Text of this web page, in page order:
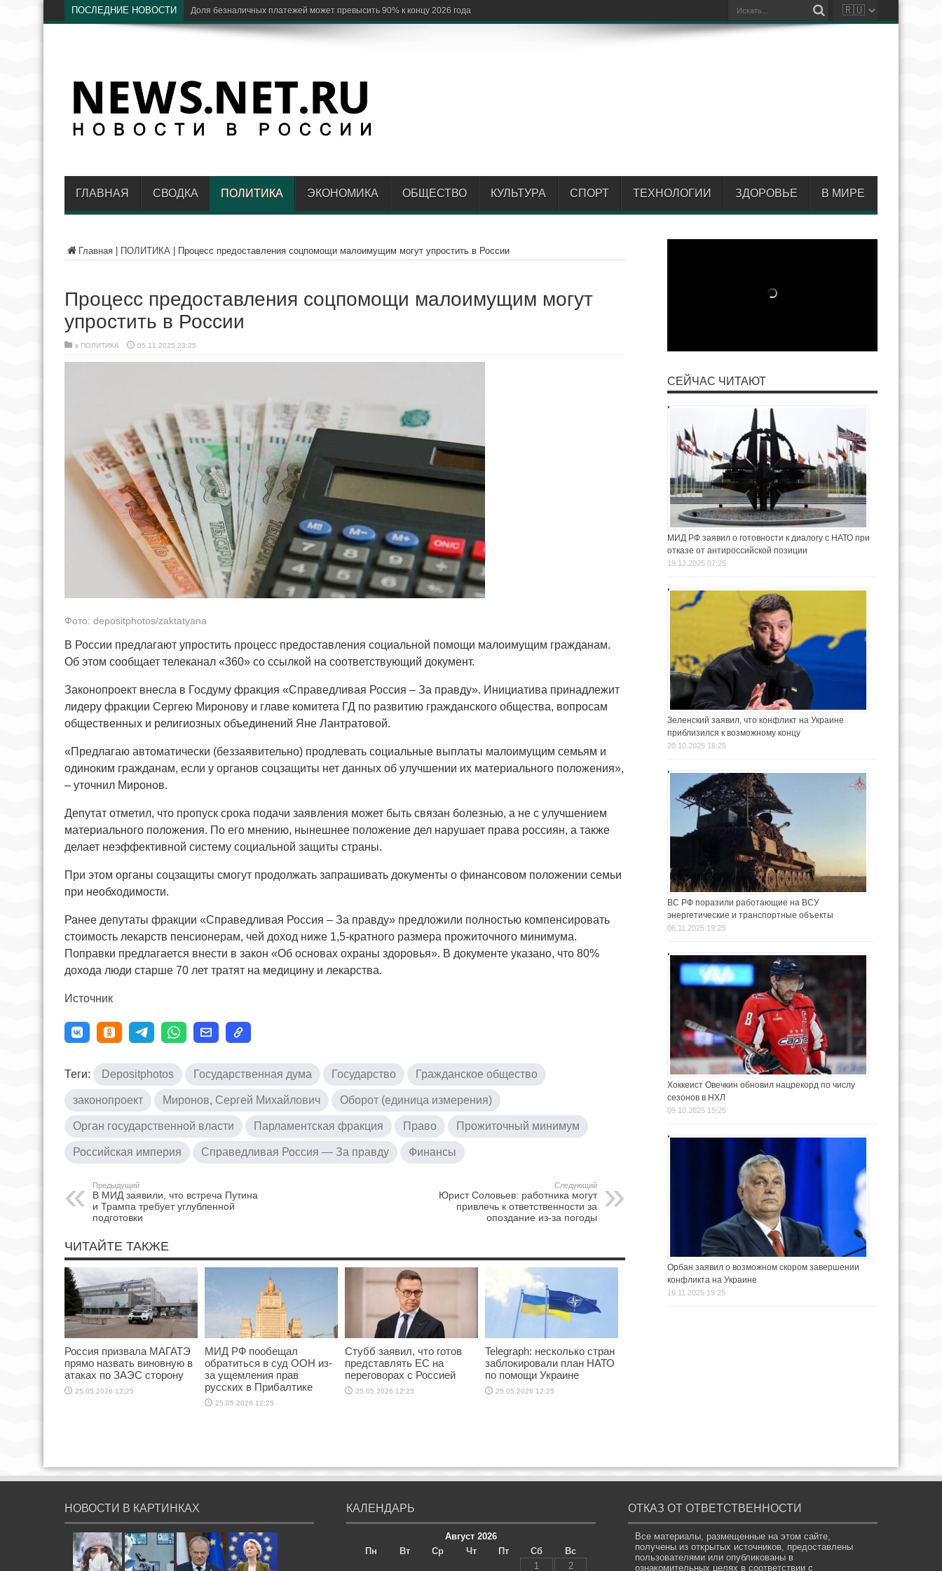
ПОСЛЕДНИЕ НОВОСТИ Ц
ГЛАВНАЯ СВОДКА ПОЛИТИКА ЭКОНОМИКА ОБЩЕСТВО КУЛЬТУРА СПОРТ ТЕХНОЛОГИИ ЗДОРОВЬЕ В МИРЕ
Главная ПОЛИТИКА Процесс предоставления соцпомощи малоимущим могут упростить в России
Процесс предоставления соцпомощи малоимущим могут
упростить в России
в ПОЛИТИКА 05.11.2025 23:25
Фото: depositphotos/zaktatyana
В России предлагают упростить процесс предоставления социальной помощи малоимущим гражданам.
Об этом сообщает телеканал «360» со ссылкой на соответствующий документ.
Законопроект внесла в Госдуму фракция «Справедливая Россия – За правду». Инициатива принадлежит
лидеру фракции Сергею Миронову и главе комитета ГД по развитию гражданского общества, вопросам
общественных и религиозных объединений Яне Лантратовой.
«Предлагаю автоматически (беззаявительно) продлевать социальные выплаты малоимущим семьям и
одиноким гражданам, если у органов соцзащиты нет данных об улучшении их материального положения»,
– уточнил Миронов.
Депутат отметил, что пропуск срока подачи заявления может быть связан болезнью, а не с улучшением
материального положения. По его мнению, нынешнее положение дел нарушает права россиян, а также
делает неэффективной систему социальной защиты страны.
При этом органы соцзащиты смогут продолжать запрашивать документы о финансовом положении семьи
при необходимости.
Ранее депутаты фракции «Справедливая Россия – За правду» предложили полностью компенсировать
стоимость лекарств пенсионерам, чей доход ниже 1,5-кратного размера прожиточного минимума.
Поправки предлагается внести в закон «Об основах охраны здоровья». В документе указано, что 80%
дохода люди старше 70 лет тратят на медицину и лекарства.
Источник
Теги: Depositphotos Государственная дума Государство Гражданское общество
законопроект Миронов, Сергей Михайлович Оборот (единица измерения)
Орган государственной власти Парламентская фракция Право Прожиточный минимум
Российская империя Справедливая Россия — За правду Финансы
Предыдущий
В МИД заявили, что встреча Путина
и Трампа требует углубленной
подготовки
Следующий
Юрист Соловьев: работника могут
привлечь к ответственности за
опоздание из-за погоды
ЧИТАЙТЕ ТАКЖЕ
Россия призвала МАГАТЭ
прямо назвать виновную в
атаках по ЗАЭС сторону
25.05.2026 12:25
МИД РФ пообещал
обратиться в суд ООН из-
за ущемления прав
русских в Прибалтике
25.05.2026 12:25
Стубб заявил, что готов
представлять ЕС на
переговорах с Россией
25.05.2026 12:25
Telegraph: несколько стран
заблокировали план НАТО
по помощи Украине
25.05.2026 12:25
СЕЙЧАС ЧИТАЮТ
МИД РФ заявил о готовности к диалогу с НАТО при
отказе от антироссийской позиции
19.12.2025 07:25
Зеленский заявил, что конфликт на Украине
приблизился к возможному концу
20.10.2025 16:25
ВС РФ поразили работающие на ВСУ
энергетические и транспортные объекты
06.11.2025 19:25
Хоккеист Овечкин обновил нацрекорд по числу
сезонов в НХЛ
09.10.2025 15:25
Орбан заявил о возможном скором завершении
конфликта на Украине
16.11.2025 19:25
НОВОСТИ В КАРТИНКАХ КАЛЕНДАРЬ
Август 2026
Пн
Вт Ср Чт Пт Сб
Вс
1
2
ОТКАЗ ОТ ОТВЕТСТВЕННОСТИ
Все материалы, размещенные на этом сайте,
получены из открытых источников, предоставлены
пользователями или опубликованы в
ознакомительных целях в соответствии с